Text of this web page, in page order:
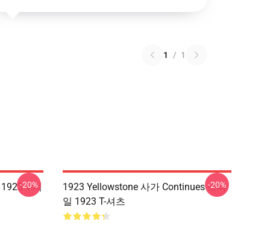
1 / 1
T-셔
-20%
1923 Yellowstone 사가 Continues 스타
일 1923 T-셔츠
-20%